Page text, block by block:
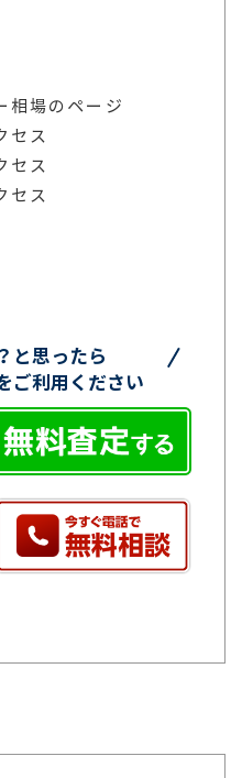
相場のページ
セス
セス
セス
と思ったら
ご利用ください